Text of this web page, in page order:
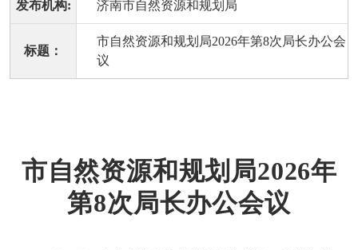
发布机构: 济南市自然资源和规划局
标题：
市自然资源和规划局2026年第8次局长办公会
议
市自然资源和规划局2026年
第8次局长办公会议